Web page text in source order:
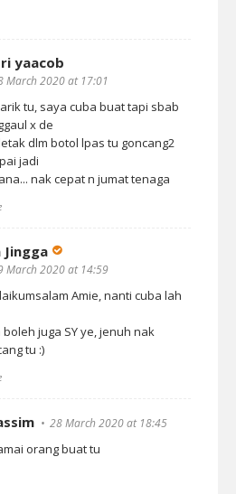
yaacob
March 2020 at 17:01
tu, saya cuba buat tapi sbab
x de
dlm botol lpas tu goncang2
jadi
nak cepat n jumat tenaga
Jingga
March 2020 at 14:59
Amie, nanti cuba lah
boleh juga SY ye, jenuh nak
tu :)
28 March 2020 at 18:45
orang buat tu